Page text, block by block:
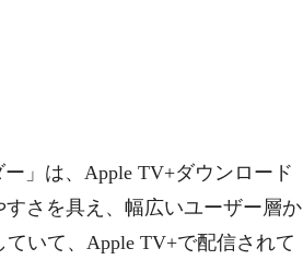
ー」は、Apple TV+ダウンロード
さを具え、幅広いユーザー層か
いて、Apple TV+で配信されて